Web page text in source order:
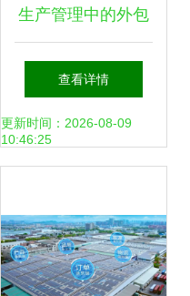
生产管理中的外包
策略 以永凯软件技
术与上海软件开发
查看详情
更新时间：2026-08-09
10:46:25